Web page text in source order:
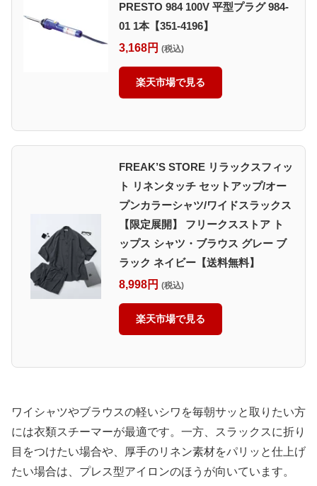
PRESTO 984 100V 平型プラグ 984-
01 1本【351-4196】
3,168円 (税込)
楽天市場で見る
FREAK’S STORE リラックスフィッ
ト リネンタッチ セットアップ/オー
プンカラーシャツ/ワイドスラックス
【限定展開】 フリークスストア ト
ップス シャツ・ブラウス グレー ブ
ラック ネイビー【送料無料】
8,998円 (税込)
楽天市場で見る
ワイシャツやブラウスの軽いシワを毎朝サッと取りたい方
には衣類スチーマーが最適です。一方、スラックスに折り
目をつけたい場合や、厚手のリネン素材をパリッと仕上げ
たい場合は、プレス型アイロンのほうが向いています。